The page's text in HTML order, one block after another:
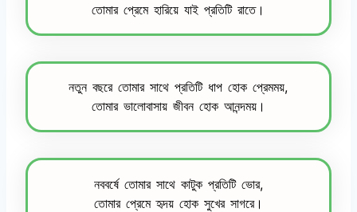
তোমার প্রেমে হারিয়ে যাই প্রতিটি রাতে।
নতুন বছরে তোমার সাথে প্রতিটি ধাপ হোক প্রেমময়,
তোমার ভালোবাসায় জীবন হোক আনন্দময়।
নববর্ষে তোমার সাথে কাটুক প্রতিটি ভোর,
তোমার প্রেমে হৃদয় হোক সুখের সাগরে।